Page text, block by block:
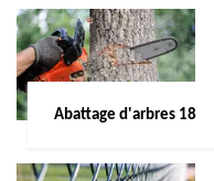
Abattage d'arbres 18